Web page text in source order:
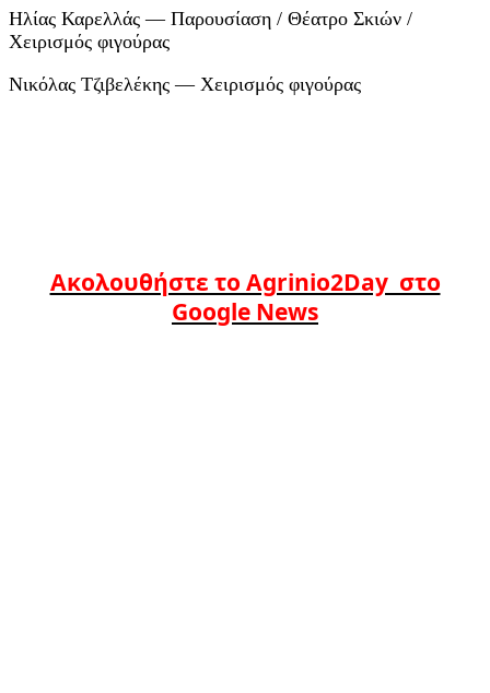
Ηλίας Καρελλάς — Παρουσίαση / Θέατρο Σκιών /
Χειρισμός φιγούρας
Νικόλας Τζιβελέκης — Χειρισμός φιγούρας
Ακολουθήστε το Agrinio2Day στο
Google News